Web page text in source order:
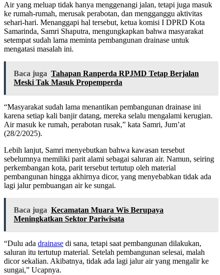
Air yang meluap tidak hanya menggenangi jalan, tetapi juga masuk
ke rumah-rumah, merusak perabotan, dan mengganggu aktivitas
sehari-hari. Menanggapi hal tersebut, ketua komisi I DPRD Kota
Samarinda, Samri Shaputra, mengungkapkan bahwa masyarakat
setempat sudah lama meminta pembangunan drainase untuk
mengatasi masalah ini.
Baca juga Tahapan Ranperda RPJMD Tetap Berjalan
Meski Tak Masuk Propemperda
“Masyarakat sudah lama menantikan pembangunan drainase ini
karena setiap kali banjir datang, mereka selalu mengalami kerugian.
Air masuk ke rumah, perabotan rusak,” kata Samri, Jum’at
(28/2/2025).
Lebih lanjut, Samri menyebutkan bahwa kawasan tersebut
sebelumnya memiliki parit alami sebagai saluran air. Namun, seiring
perkembangan kota, parit tersebut tertutup oleh material
pembangunan hingga akhirnya dicor, yang menyebabkan tidak ada
lagi jalur pembuangan air ke sungai.
Baca juga Kecamatan Muara Wis Berupaya
Meningkatkan Sektor Pariwisata
“Dulu ada drainase di sana, tetapi saat pembangunan dilakukan,
saluran itu tertutup material. Setelah pembangunan selesai, malah
dicor sekalian. Akibatnya, tidak ada lagi jalur air yang mengalir ke
sungai,” Ucapnya.